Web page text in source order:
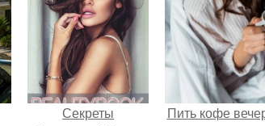
Секреты
Пить кофе